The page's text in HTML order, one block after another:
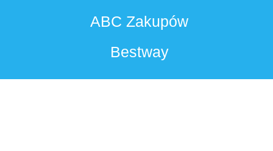
ABC Zakupów
Bestway